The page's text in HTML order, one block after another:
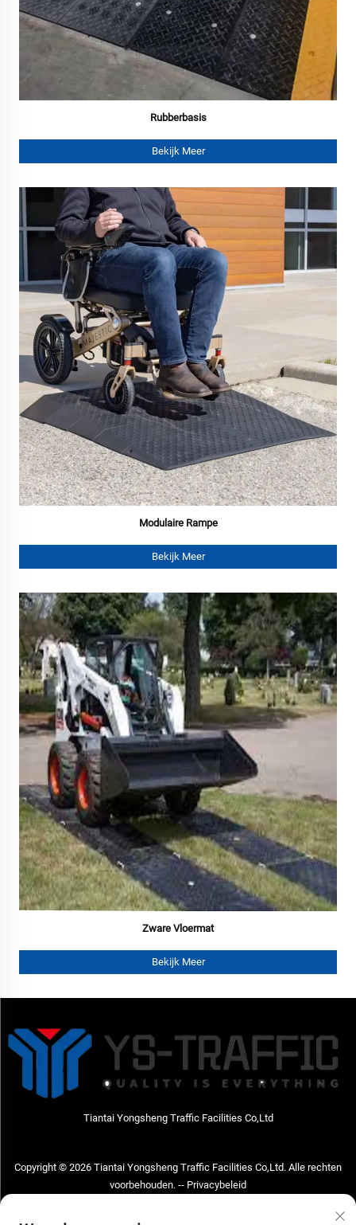
Rubberbasis
Bekijk Meer
Modulaire Rampe
Bekijk Meer
Zware Vloermat
Bekijk Meer
Tiantai Yongsheng Traffic Facilities Co,Ltd
Copyright © 2026 Tiantai Yongsheng Traffic Facilities Co,Ltd. Alle rechten
voorbehouden. -- Privacybeleid